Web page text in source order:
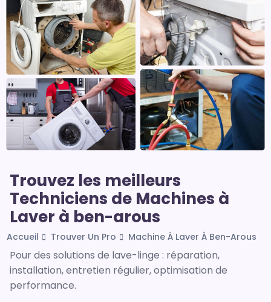
Trouvez les meilleurs
Techniciens de Machines à
Laver à ben-arous
Accueil Trouver Un Pro Machine À Laver À Ben-Arous
Pour des solutions de lave-linge : réparation,
installation, entretien régulier, optimisation de
performance.